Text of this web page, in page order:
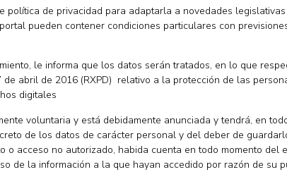
de privacidad para adaptarla a novedades
pueden contener condiciones particulares con
le informa que los datos serán tratados, en lo que
abril de 2016 (RXPD) relativo a la protección de las
digitales
voluntaria y está debidamente anunciada y tendrá, en
de los datos de carácter personal y del deber de
o acceso no autorizado, habida cuenta en todo momento
de la información a la que hayan accedido por razón de su